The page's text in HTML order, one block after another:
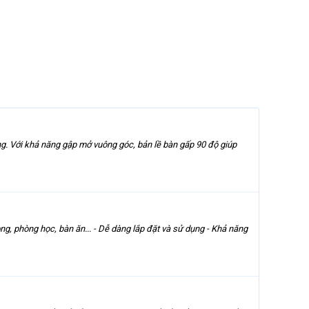
Với khả năng gập mở vuông góc, bản lề bàn gấp 90 độ giúp
phòng học, bàn ăn... - Dễ dàng lắp đặt và sử dụng - Khả năng